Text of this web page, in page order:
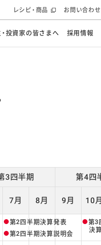
ス（見学施設）
投資家の皆さまへ 採用情報
レシピ・商品
設用商品
お問い合わせ
3四半期 第4四
7月 8月 9月 10月
第2四半期決算発表
第2四半期決算説明会
第3
決